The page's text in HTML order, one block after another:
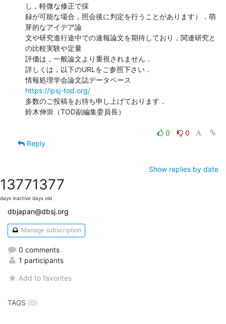
し，軽微な修正で採
録が可能な場合，照会後に判定を行うことがあります）．萌
芽的なアイデア論
文や研究進行途中での速報論文を期待しており，関連研究と
の比較実験や定量
評価は，一般論文より重視されません．
詳しくは，以下のURLをご参照下さい．
https://ipsj-tod.org/
多数のご投稿をお待ち申し上げております．
鈴木伸崇（TOD副編集委員長）
0
0
Reply
Show replies by date
1377
days inactive
1377
days old
dbjapan@dbsj.org
Manage subscription
0 comments
1 participants
Add to favorites
TAGS (0)